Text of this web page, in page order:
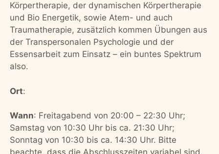
Körpertherapie, der dynamischen Körpertherapie
und Bio Energetik, sowie Atem- und auch
Traumatherapie, zusätzlich kommen Übungen aus
der Transpersonalen Psychologie und der
Essensarbeit zum Einsatz – ein buntes Spektrum
also.
Ort:
Wann: Freitagabend von 20:00 – 22:30 Uhr;
Samstag von 10:30 Uhr bis ca. 21:30 Uhr;
Sonntag von 10:30 bis ca. 14:30 Uhr. Bitte